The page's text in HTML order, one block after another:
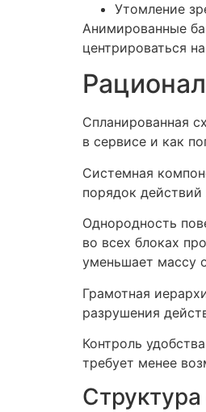
Утомление
Анимированные
центрироваться
Спланированная
в сервисе и как
Системная
порядок
Однородность
во всех блоках
уменьшает массу
Грамотная
разрушения
Контроль
требует менее